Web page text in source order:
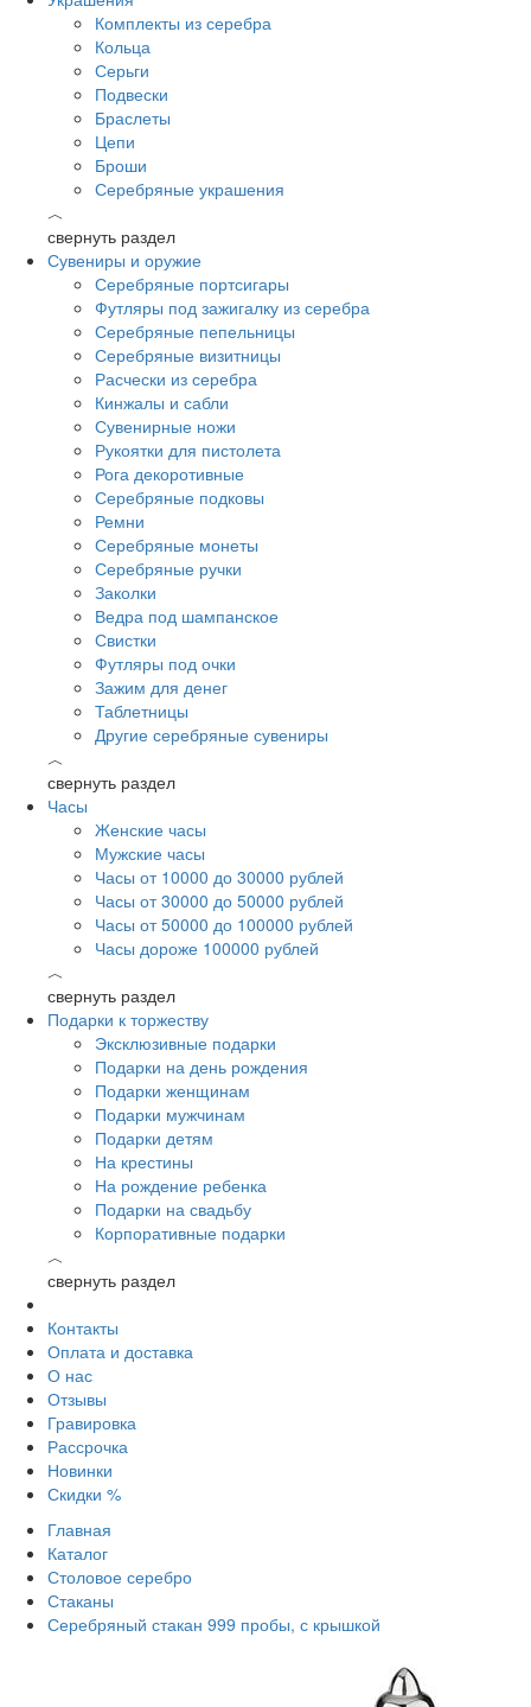
Комплекты из серебра
Кольца
Серьги
Подвески
Браслеты
Цепи
Броши
Серебряные украшения
︿
свернуть раздел
Сувениры и оружие
Серебряные портсигары
Футляры под зажигалку из серебра
Серебряные пепельницы
Серебряные визитницы
Расчески из серебра
Кинжалы и сабли
Сувенирные ножи
Рукоятки для пистолета
Рога декоротивные
Серебряные подковы
Ремни
Серебряные монеты
Серебряные ручки
Заколки
Ведра под шампанское
Свистки
Футляры под очки
Зажим для денег
Таблетницы
Другие серебряные сувениры
︿
свернуть раздел
Часы
Женские часы
Мужские часы
Часы от 10000 до 30000 рублей
Часы от 30000 до 50000 рублей
Часы от 50000 до 100000 рублей
Часы дороже 100000 рублей
︿
свернуть раздел
Подарки к торжеству
Эксклюзивные подарки
Подарки на день рождения
Подарки женщинам
Подарки мужчинам
Подарки детям
На крестины
На рождение ребенка
Подарки на свадьбу
Корпоративные подарки
︿
свернуть раздел
Контакты
Оплата и доставка
О нас
Отзывы
Гравировка
Рассрочка
Новинки
Скидки %
Главная
Каталог
Столовое серебро
Стаканы
Серебряный стакан 999 пробы, с крышкой